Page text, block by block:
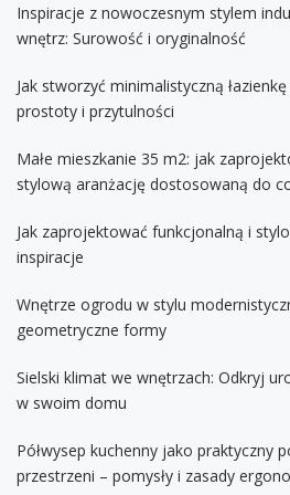
Inspiracje z nowoczesnym stylem
wnętrz: Surowość i oryginalność
Jak stworzyć minimalistyczną łazienkę
prostoty i przytulności
Małe mieszkanie 35 m2: jak
stylową aranżację dostosowaną do
Jak zaprojektować funkcjonalną i
inspiracje
Wnętrze ogrodu w stylu
geometryczne formy
Sielski klimat we wnętrzach: Odkryj
w swoim domu
Półwysep kuchenny jako praktyczny
przestrzeni – pomysły i zasady